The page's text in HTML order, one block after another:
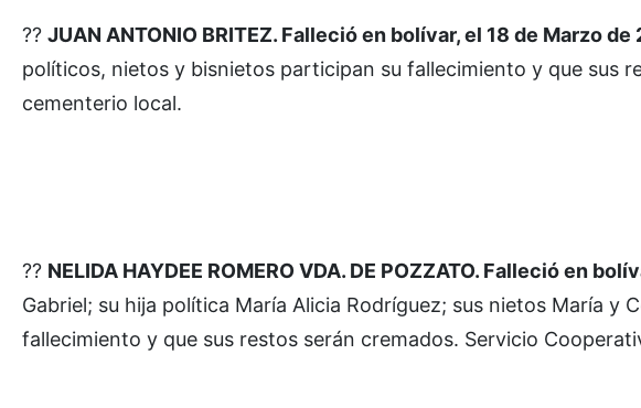
?? JUAN ANTONIO BRITEZ. Falleció en bolívar, el 18 de Marzo
políticos, nietos y bisnietos participan su fallecimiento y que sus
cementerio local.
?? NELIDA HAYDEE ROMERO VDA. DE POZZATO. Falleció en
Gabriel; su hija política María Alicia Rodríguez; sus nietos María y
fallecimiento y que sus restos serán cremados. Servicio